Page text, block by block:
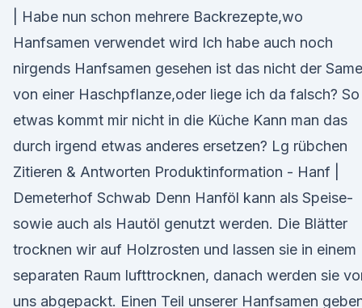
| Habe nun schon mehrere Backrezepte,wo
Hanfsamen verwendet wird Ich habe auch noch
nirgends Hanfsamen gesehen ist das nicht der
von einer Haschpflanze,oder liege ich da falsch? So
etwas kommt mir nicht in die Küche Kann man das
durch irgend etwas anderes ersetzen? Lg rübchen
Zitieren & Antworten Produktinformation - Hanf |
Demeterhof Schwab Denn Hanföl kann als Speise-
sowie auch als Hautöl genutzt werden. Die Blätter
trocknen wir auf Holzrosten und lassen sie in einem
separaten Raum lufttrocknen, danach werden sie
uns abgepackt. Einen Teil unserer Hanfsamen